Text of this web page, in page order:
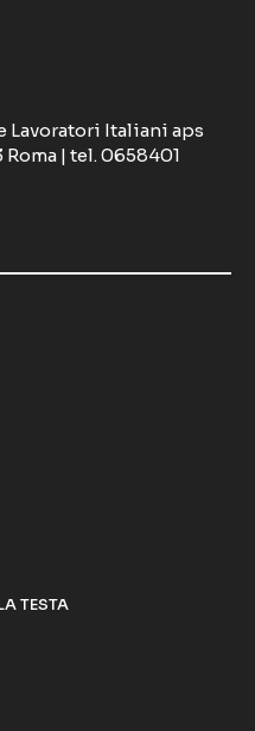
Italiani aps
Roma | tel. 0658401
TESTA